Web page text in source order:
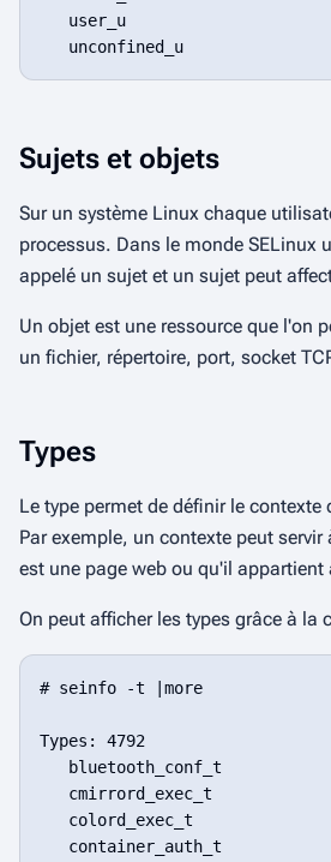
   user_u
Sujets et objets
Sur un système Linux chaque
processus. Dans le monde SELinux
appelé un sujet et un sujet peut
Un objet est une ressource que l'on
un fichier, répertoire, port, socket
Types
Le type permet de définir le
Par exemple, un contexte peut
est une page web ou qu'il
On peut afficher les types grâce à la
# seinfo -t |more
Types: 4792
   bluetooth_conf_t
   cmirrord_exec_t
   colord_exec_t
   container_auth_t